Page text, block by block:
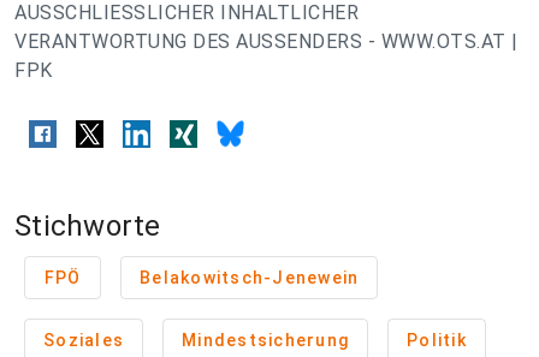
AUSSCHLIESSLICHER INHALTLICHER
VERANTWORTUNG DES AUSSENDERS - WWW.OTS.AT |
FPK
Stichworte
FPÖ Belakowitsch-Jenewein
Soziales Mindestsicherung Politik